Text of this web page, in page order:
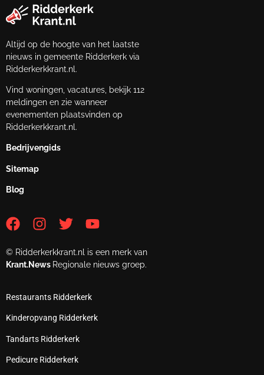
Altijd op de hoogte van het laatste
nieuws in gemeente Ridderkerk via
Ridderkerkkrant.nl.
Vind woningen, vacatures, bekijk 112
meldingen en zie wanneer
evenementen plaatsvinden op
Ridderkerkkrant.nl.
Bedrijvengids
Sitemap
Blog
© Ridderkerkkrant.nl is een merk van
Krant.News Regionale nieuws groep.
Restaurants Ridderkerk
Kinderopvang Ridderkerk
Tandarts Ridderkerk
Pedicure Ridderkerk